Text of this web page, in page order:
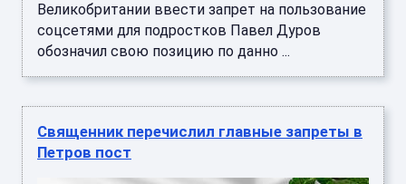
Великобритании ввести запрет на пользование
соцсетями для подростков Павел Дуров
обозначил свою позицию по данно ...
Священник перечислил главные запреты в
Петров пост